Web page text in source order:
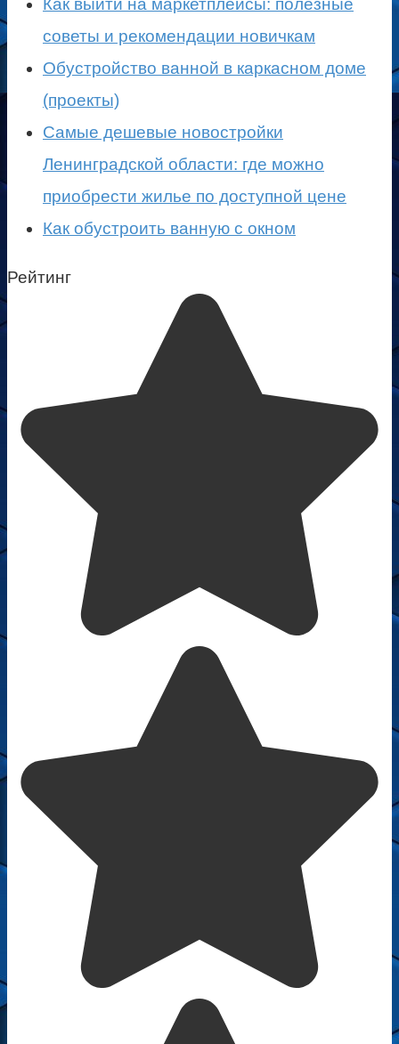
Как выйти на маркетплейсы: полезные
советы и рекомендации новичкам
Обустройство ванной в каркасном доме
(проекты)
Самые дешевые новостройки
Ленинградской области: где можно
приобрести жилье по доступной цене
Как обустроить ванную с окном
Рейтинг